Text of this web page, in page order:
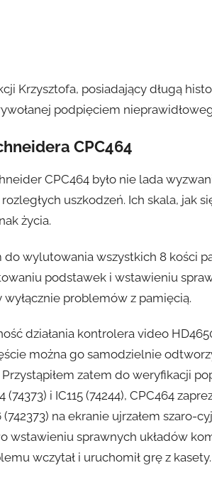
Krzysztofa, posiadający długą
podpięciem
CPC464
CPC464 było nie lada
uszkodzeń. Ich skala, jak
życia.
wylutowania wszystkich 8 kości
podstawek i wstawieniu
problemów z pamięcią.
działania kontrolera video
można go samodzielnie
zatem do weryfikacji
(74373) i IC115 (74244), CPC464
(742373) na ekranie ujrzałem
wstawieniu sprawnych układów
wczytał i uruchomił grę z kasety.